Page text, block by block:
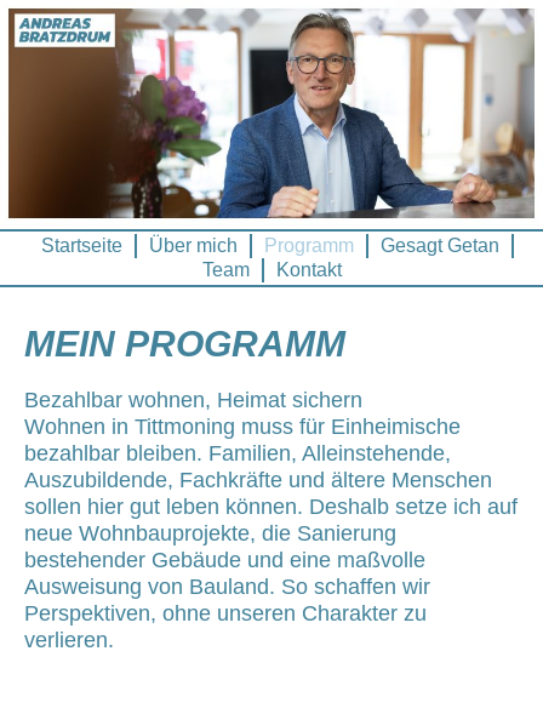
Zum
Inhalt
Startseite Über mich Programm
Gesagt Getan
Team
Kontakt
MEIN PROGRAMM
Bezahlbar wohnen, Heimat sichern
Wohnen in Tittmoning muss für Einheimische
bezahlbar bleiben. Familien, Alleinstehende,
Auszubildende, Fachkräfte und ältere Menschen
sollen hier gut leben können. Deshalb setze ich auf
neue Wohnbauprojekte, die Sanierung
bestehender Gebäude und eine maßvolle
Ausweisung von Bauland. So schaffen wir
Perspektiven, ohne unseren Charakter zu
verlieren.